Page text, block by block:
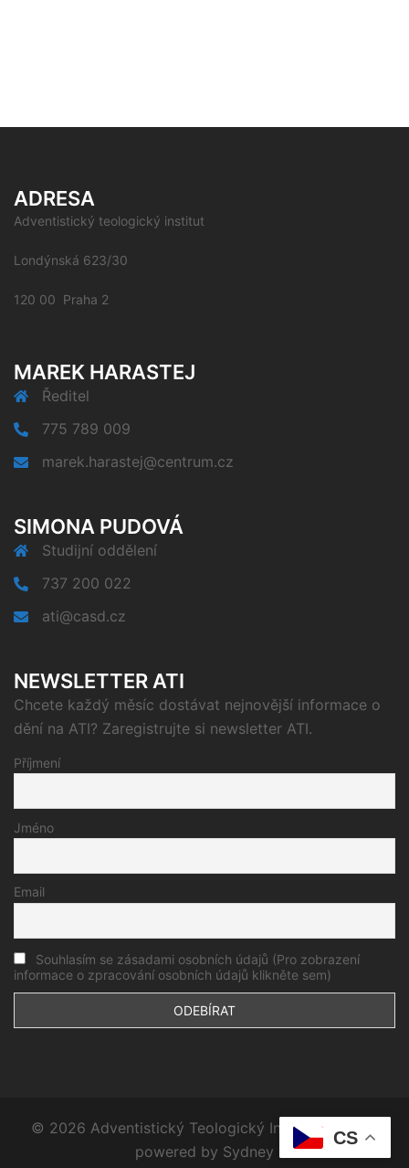
ADRESA
Adventistický teologický institut
Londýnská 623/30
120 00 Praha 2
MAREK HARASTEJ
Ředitel
775 789 009
marek.harastej@centrum.cz
SIMONA PUDOVÁ
Studijní oddělení
737 200 022
ati@casd.cz
NEWSLETTER ATI
Chcete každý měsíc dostávat nejnovější informace o
dění na ATI? Zaregistrujte si newsletter ATI.
Příjmení
Jméno
Email
Souhlasím se zásadami osobních údajů (Pro zobrazení
informace o zpracování osobních údajů klikněte sem)
© 2026 Adventistický Teologický Institut. Proudly
powered by Sydney
CS